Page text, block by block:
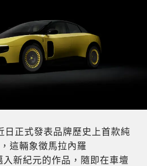
日正式發表品牌歷史上首款純
這輛象徵馬拉內羅
入新紀元的作品，隨即在車壇